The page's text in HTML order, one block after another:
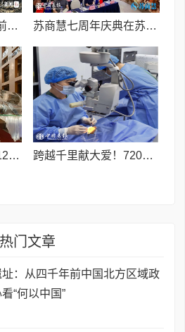
石峁遗址：从四千年前中国北方区域政体中心看“何以中国” 苏商慧七周年庆典在苏州隆重举行 七大联创共启发展新篇章
第三届德中品牌峰会12月将在柏林举办，聚焦人工智能时代品牌全球化发展 跨越千里献大爱！720光明行助力喀什150名白内障老人重获清晰视界
热门文章
：从四千年前中国北方区域政
“何以中国”